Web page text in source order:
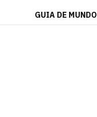
GUIA DE MUNDO